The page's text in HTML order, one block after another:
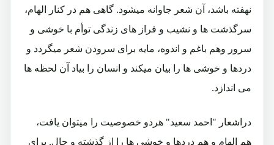
نهفته باشد، آن شعر جاوانه میشود. گاهی هم در کنار الهام،
سرگذشت ها و نشیب و فراز های زندگی توأم با خوشی و
سرور وهم باغم و اندوه، مایه برای سرودن شعر میگردد و
دردها و خوشی ها را بیان میکند و انسان را بیاد آن لحظه ها
می اندازد.
دراشعار "احمد سعید" هردو خصوصیت را میتوان یافت،
هم الهام و هم دردها و خوشی ها را از گذشته و حال. برای